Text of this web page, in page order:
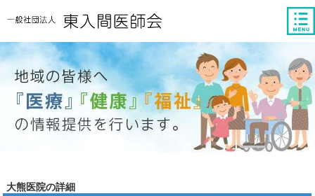
大熊医院の詳細